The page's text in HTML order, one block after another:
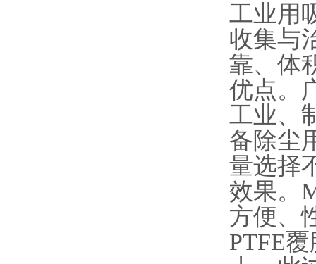
工业用
收集与
靠、体
优点。
工业、
备除尘
量选择
效果。
方便、
PTFE